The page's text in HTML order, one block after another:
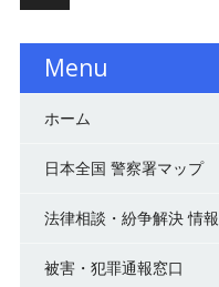
Menu
ホーム
日本全国 警察署マップ
法律相談・紛争解決 情報
被害・犯罪通報窓口